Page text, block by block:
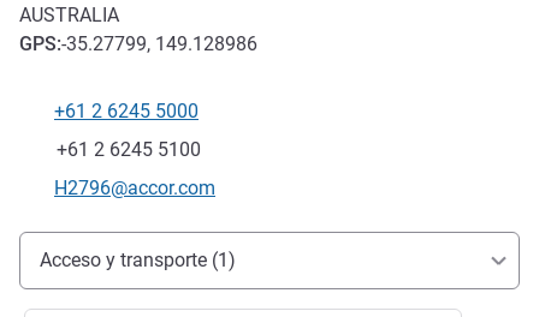
AUSTRALIA
GPS:-35.27799, 149.128986
Teléfono
+61 2 6245 5000
Fax
+61 2 6245 5100
Correo electrónico de contacto
H2796@accor.com
Acceso y transporte
Acceso y transporte (1)